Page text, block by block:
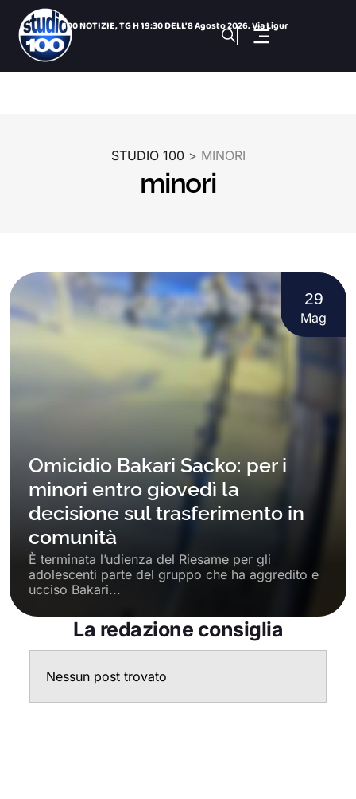
100 NOTIZIE, TG H 19:30 DELL’ 8 Agosto 2026. Via Ligur
Rimozione cucce gatti: ieri la seduta straordinaria della Co
Colonie feline : parla il presidente della Commissione Ambie
100 NOTIZIE, TG SPORTIVO DELL’ 8 Agosto 2026. Taranto,
100 NOTIZIE, TG H 14:00 DELL’ 8 Agosto 2026. Via Ligur
STUDIO 100 > MINORI
minori
29
Mag
Omicidio Bakari Sacko: per i
minori entro giovedì la
decisione sul trasferimento in
comunità
È terminata l’udienza del Riesame per gli
adolescenti parte del gruppo che ha aggredito e
ucciso Bakari...
La redazione consiglia
Nessun post trovato